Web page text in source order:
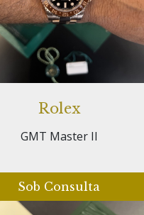
Rolex
GMT Master II
Sob Consulta